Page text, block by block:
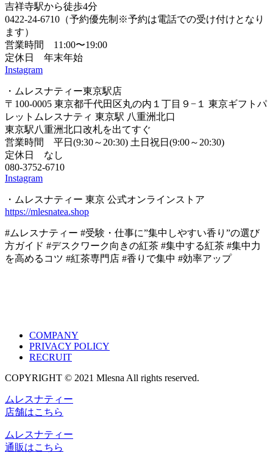
吉祥寺駅から徒歩4分
0422-24-6710（予約優先制※予約は電話での受け付けとなり
ます）
営業時間 11:00〜19:00
定休日 年末年始
Instagram
・ムレスナティー東京駅店
〒100-0005 東京都千代田区丸の内１丁目９−１ 東京ギフトパ
レットムレスナティ 東京駅 八重洲北口
東京駅八重洲北口改札を出てすぐ
営業時間 平日(9:30～20:30) 土日祝日(9:00～20:30)
定休日 なし
080-3752-6710
Instagram
・ムレスナティー 東京 公式オンラインストア
https://mlesnatea.shop
#ムレスナティー #受験・仕事に”集中しやすい香り”の選び
方ガイド #デスクワーク向きの紅茶 #集中する紅茶 #集中力
を高めるコツ #紅茶専門店 #香りで集中 #効率アップ
COMPANY
PRIVACY POLICY
RECRUIT
COPYRIGHT © 2021 Mlesna All rights reserved.
ムレスナティー
店舗はこちら
ムレスナティー
通販はこちら